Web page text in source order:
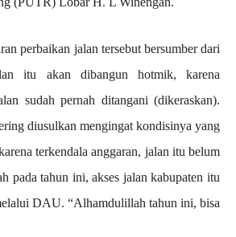
perbaikan jalan tersebut bersumber dari
itu akan dibangun hotmik, karena
sudah pernah ditangani (dikeraskan).
diusulkan mengingat kondisinya yang
terkendala anggaran, jalan itu belum
pada tahun ini, akses jalan kabupaten itu
DAU. “Alhamdulillah tahun ini, bisa